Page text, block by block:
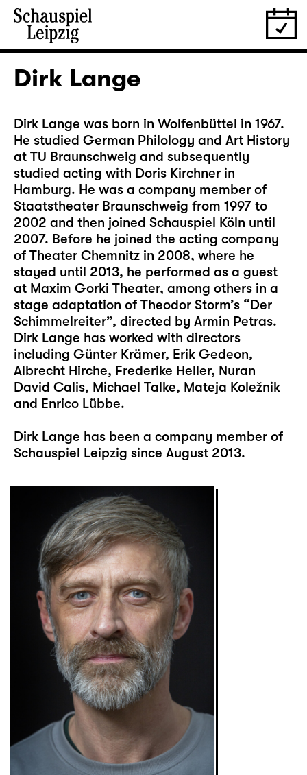
Dirk Lange
Dirk Lange was born in Wolfenbüttel in 1967.
He studied German Philology and Art History
at TU Braunschweig and subsequently
studied acting with Doris Kirchner in
Hamburg. He was a company member of
Staatstheater Braunschweig from 1997 to
2002 and then joined Schauspiel Köln until
2007. Before he joined the acting company
of Theater Chemnitz in 2008, where he
stayed until 2013, he performed as a guest
at Maxim Gorki Theater, among others in a
stage adaptation of Theodor Storm’s “Der
Schimmelreiter”, directed by Armin Petras.
Dirk Lange has worked with directors
including Günter Krämer, Erik Gedeon,
Albrecht Hirche, Frederike Heller, Nuran
David Calis, Michael Talke, Mateja Koležnik
and Enrico Lübbe.
Dirk Lange has been a company member of
Schauspiel Leipzig since August 2013.